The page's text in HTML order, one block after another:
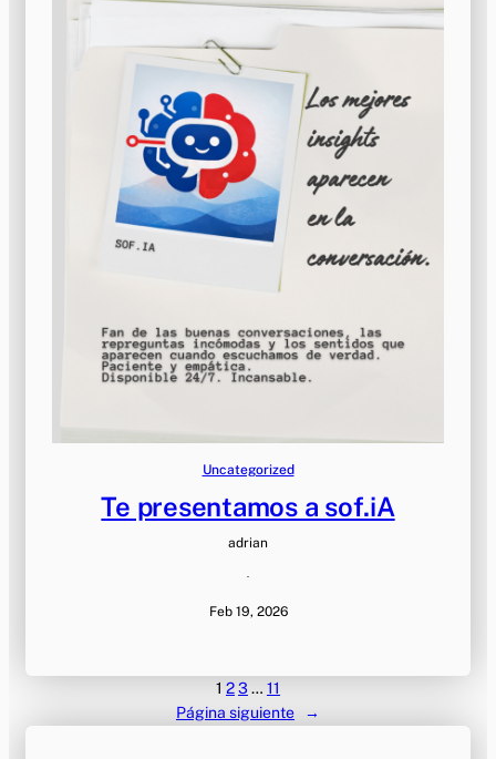
Uncategorized
Te presentamos a sof.iA
adrian
·
Feb 19, 2026
1 23… 11
Página siguiente
→